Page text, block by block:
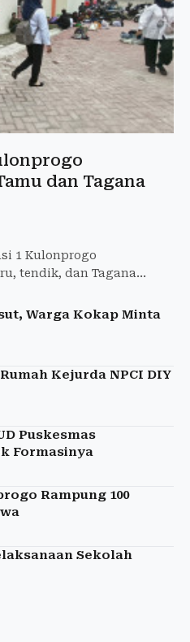
dan Tagana
1 Kulonprogo
tendik, dan Tagana
Warga Kokap Minta
Kejurda NPCI DIY
Puskesmas
Formasinya
Rampung 100
Sekolah